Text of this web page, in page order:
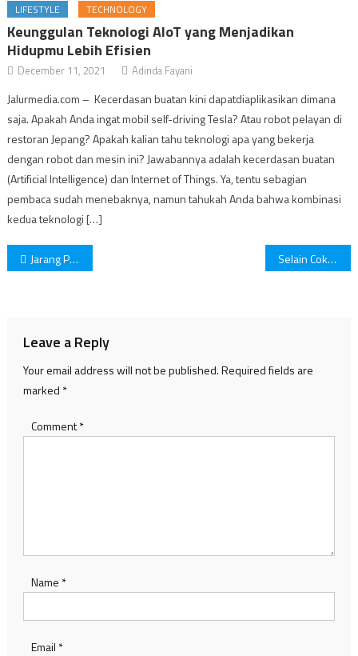
LIFESTYLE TECHNOLOGY
Keunggulan Teknologi AIoT yang Menjadikan
Hidupmu Lebih Efisien
December 11, 2021 Adinda Fayani
Jalurmedia.com – Kecerdasan buatan kini dapatdiaplikasikan dimana
saja. Apakah Anda ingat mobil self-driving Tesla? Atau robot pelayan di
restoran Jepang? Apakah kalian tahu teknologi apa yang bekerja
dengan robot dan mesin ini? Jawabannya adalah kecerdasan buatan
(Artificial Intelligence) dan Internet of Things. Ya, tentu sebagian
pembaca sudah menebaknya, namun tahukah Anda bahwa kombinasi
kedua teknologi […]
Post
Jarang Pamer Kemesraan di Sosmed Tanda Hubungan Bahagia, Benarkah? Selain Coklat, Berikut Rekomendasi Makanan Ketika Merasa Stres
Leave a Reply
Your email address will not be published.Required fields are
marked *
Comment*
Name *
Email *